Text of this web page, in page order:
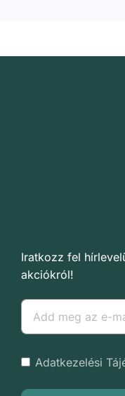
Iratkozz fel
akciókról!
Adatkezelési